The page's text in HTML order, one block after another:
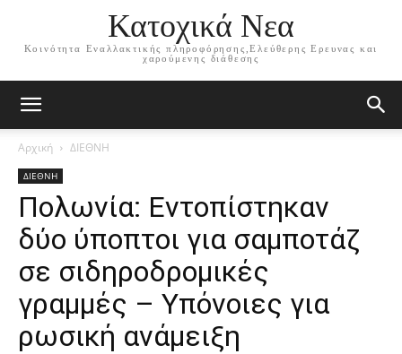
Κατοχικά Νεα
Κοινότητα Εναλλακτικής πληροφόρησης,Ελεύθερης Ερευνας και
χαρούμενης διάθεσης
Αρχική ΔΙΕΘΝΗ
ΔΙΕΘΝΗ
Πολωνία: Εντοπίστηκαν
δύο ύποπτοι για σαμποτάζ
σε σιδηροδρομικές
γραμμές – Υπόνοιες για
ρωσική ανάμειξη